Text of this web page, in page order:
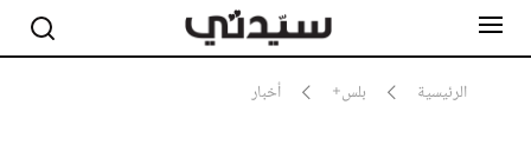
الرئيسية بلس+ أخبار